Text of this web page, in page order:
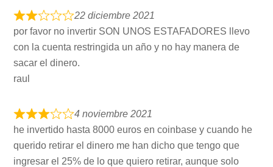
22 diciembre 2021
por favor no invertir SON UNOS ESTAFADORES llevo
con la cuenta restringida un año y no hay manera de
sacar el dinero.
raul
4 noviembre 2021
he invertido hasta 8000 euros en coinbase y cuando he
querido retirar el dinero me han dicho que tengo que
ingresar el 25% de lo que quiero retirar, aunque solo